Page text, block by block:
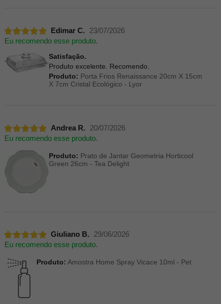
Edimar C.
23/07/2026
Eu recomendo esse produto.
Satisfação.
Produto excelente. Recomendo.
Produto: Porta Frios Renaissance 20cm X 15cm
X 7cm Cristal Ecológico - Lyor
Andrea R.
20/07/2026
Eu recomendo esse produto.
Produto: Prato de Jantar Geometria Horticool
Green 26cm - Tea Delight
Giuliano B.
29/06/2026
Eu recomendo esse produto.
Produto: Amostra Home Spray Vicace 10ml - Pet